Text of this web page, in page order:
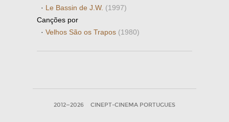
· Le Bassin de J.W. (1997)
Canções por
· Velhos São os Trapos (1980)
2012—2026 CINEPT-CINEMA PORTUGUES